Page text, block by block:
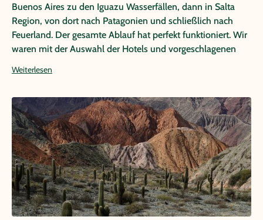
Buenos Aires zu den Iguazu Wasserfällen, dann in Salta
Region, von dort nach Patagonien und schließlich nach
Feuerland. Der gesamte Ablauf hat perfekt funktioniert. Wir
waren mit der Auswahl der Hotels und vorgeschlagenen
während der Reise waren ausgezeichnet.
Weiterlesen